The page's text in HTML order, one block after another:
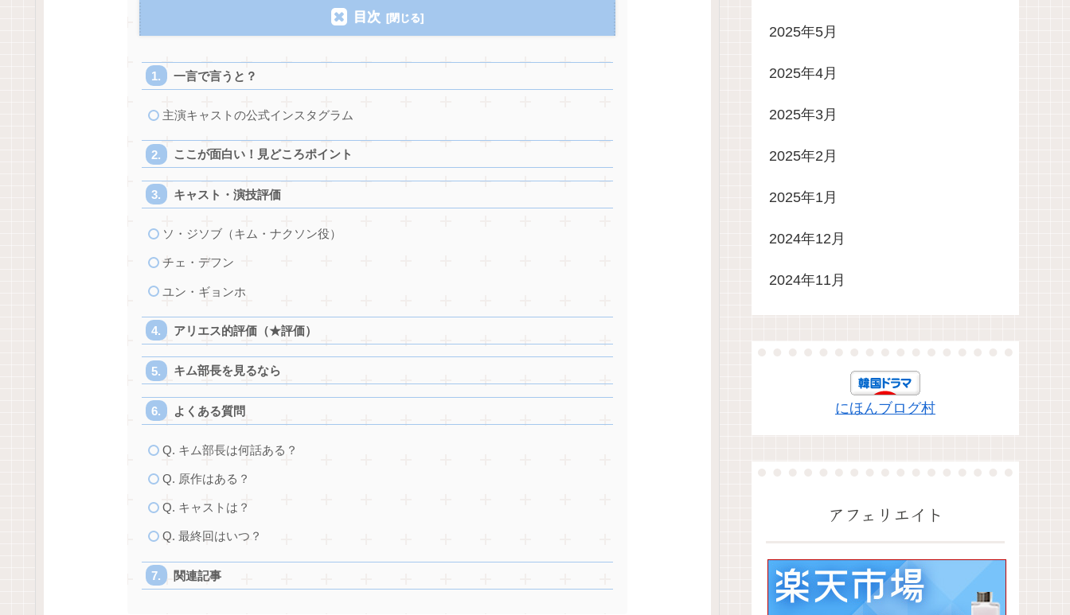
目次
一言で言うと？
主演キャストの公式インスタグラム
ここが面白い！見どころポイント
キャスト・演技評価
ソ・ジソブ（キム・ナクソン役）
チェ・デフン
ユン・ギョンホ
アリエス的評価（★評価）
キム部長を見るなら
よくある質問
Q. キム部長は何話ある？
Q. 原作はある？
Q. キャストは？
Q. 最終回はいつ？
関連記事
2025年5月
2025年4月
2025年3月
2025年2月
2025年1月
2024年12月
2024年11月
にほんブログ村
アフェリエイト